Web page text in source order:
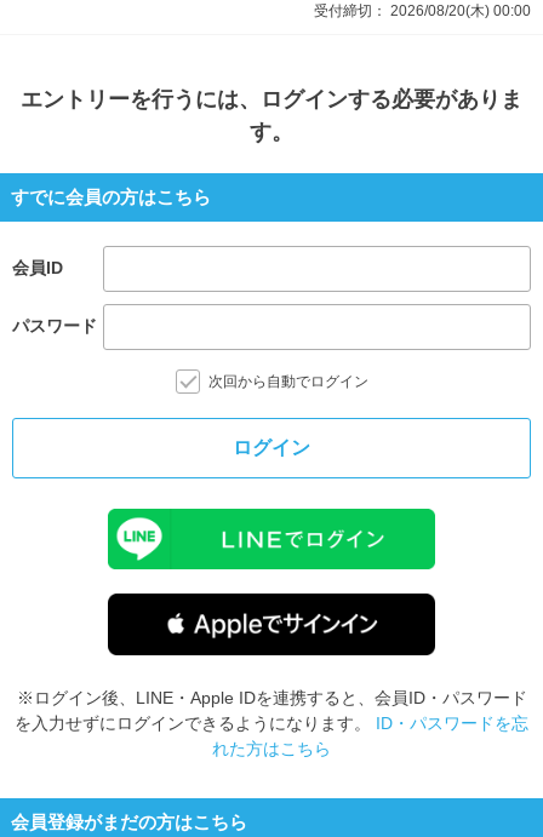
受付締切： 2026/08/20(木) 00:00
エントリーを行うには、ログインする必要がありま
す。
すでに会員の方はこちら
会員ID
パスワード
次回から自動でログイン
ログイン
※ログイン後、LINE・Apple IDを連携すると、会員ID・パスワード
を入力せずにログインできるようになります。 ID・パスワードを忘
れた方はこちら
会員登録がまだの方はこちら